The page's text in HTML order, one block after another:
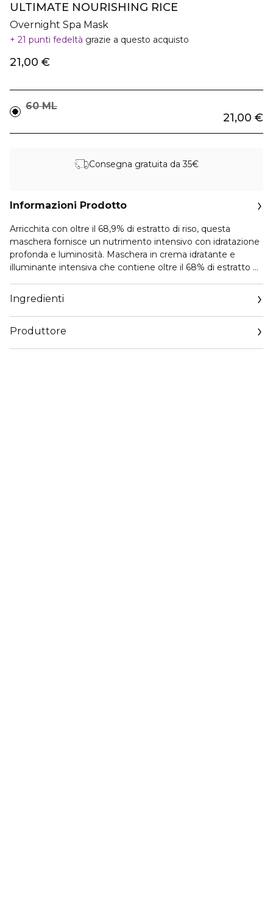
ULTIMATE NOURISHING RICE
Overnight Spa Mask
21 punti fedeltà grazie a questo acquisto
21,00 €
60 ML
21,00 €
Consegna gratuita da 35€
Informazioni Prodotto
Arricchita con oltre il 68,9% di estratto di riso, questa
maschera fornisce un nutrimento intensivo con idratazione
profonda e luminosità. Maschera in crema idratante e
illuminante intensiva che contiene oltre il 68% di estratto di
fosse sottoposti a un trattamento termale durante la notte.
Aiuta a illuminare la pelle grazie alla niacinamide. COME
USARE: Dopo la pulizia e la tonificazione, applicare
uniformemente sul viso. Lasciare agire per tutta la notte e
Ingredienti
Produttore